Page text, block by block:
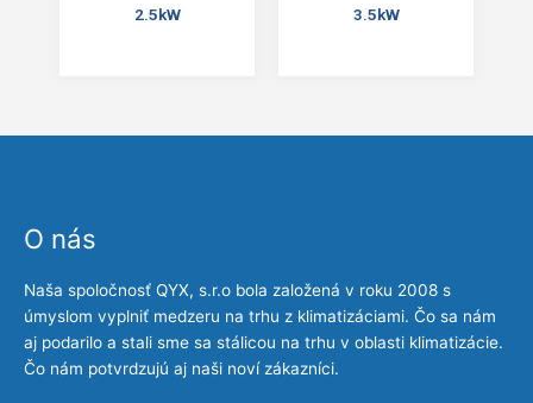
2.5kW
3.5kW
O nás
Naša spoločnosť QYX, s.r.o bola založená v roku 2008 s
úmyslom vyplniť medzeru na trhu z klimatizáciami. Čo sa nám
aj podarilo a stali sme sa stálicou na trhu v oblasti klimatizácie.
Čo nám potvrdzujú aj naši noví zákazníci.